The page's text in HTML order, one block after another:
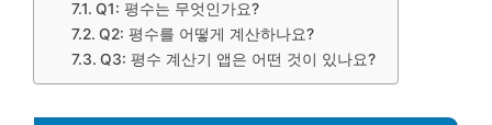
Q1: 평수는 무엇인가요?
Q2: 평수를 어떻게 계산하나요?
Q3: 평수 계산기 앱은 어떤 것이 있나요?